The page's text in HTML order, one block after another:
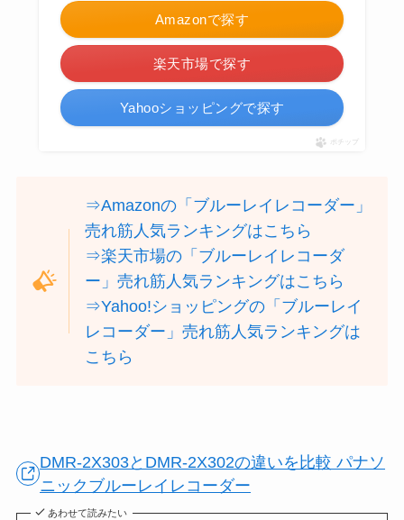
Amazonで探す
楽天市場で探す
Yahooショッピングで探す
ポチップ
⇒Amazonの「ブルーレイレコーダー」
売れ筋人気ランキングはこちら
⇒楽天市場の「ブルーレイレコーダ
ー」売れ筋人気ランキングはこちら
⇒Yahoo!ショッピングの「ブルーレイ
レコーダー」売れ筋人気ランキングは
こちら
DMR-2X303とDMR-2X302の違いを比較 パナソ
ニックブルーレイレコーダー
あわせて読みたい